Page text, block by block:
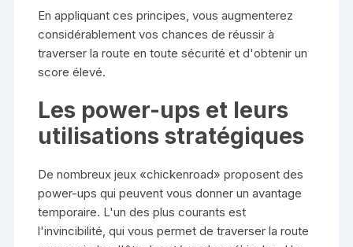
En appliquant ces principes, vous augmenterez
considérablement vos chances de réussir à
traverser la route en toute sécurité et d'obtenir un
score élevé.
Les power-ups et leurs
utilisations stratégiques
De nombreux jeux «chickenroad» proposent des
power-ups qui peuvent vous donner un avantage
temporaire. L'un des plus courants est
l'invincibilité, qui vous permet de traverser la route